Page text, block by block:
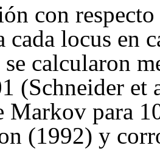
con
cada locus en
se calcularon
(Schneider et
Markov para
(1992) y